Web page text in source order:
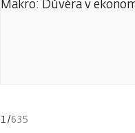
Makro: Důvěra v
1/635